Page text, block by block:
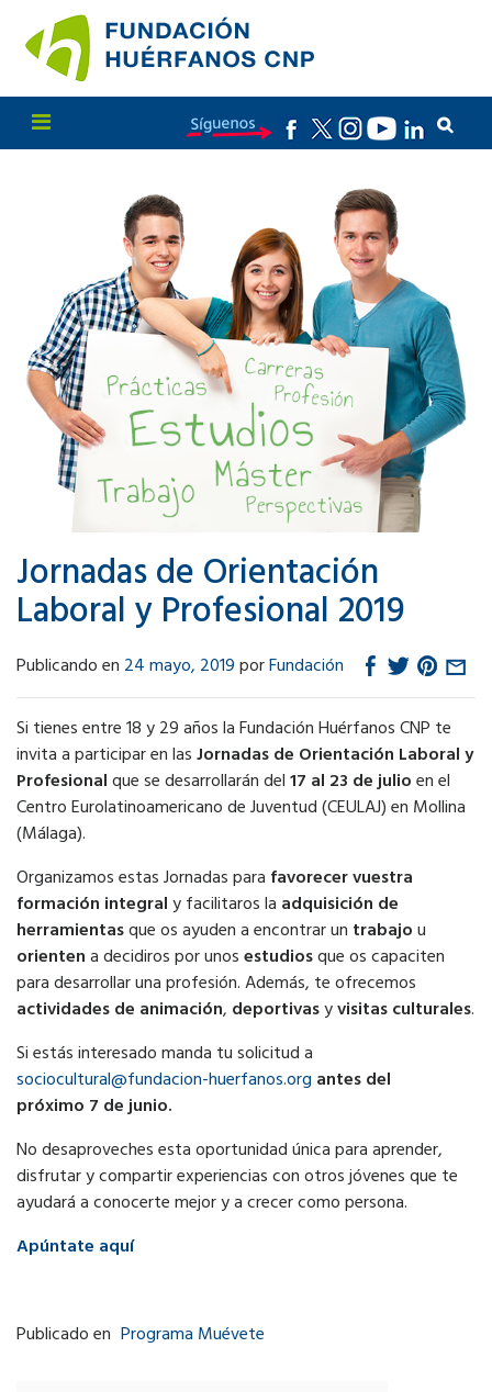
Jornadas de Orientación
Laboral y Profesional 2019
Publicando en 24 mayo, 2019porFundación
Si tienes entre 18 y 29 años la Fundación Huérfanos CNP te
invita a participar en lasJornadas de Orientación Laboral y
Profesionalque se desarrollarán del17 al 23 de julioen el
Centro Eurolatinoamericano de Juventud (CEULAJ) en Mollina
(Málaga).
Organizamos estas Jornadas para favorecer vuestra
formación integraly facilitaros la adquisición de
herramientasque os ayuden a encontrar un trabajou
orientena decidiros por unosestudiosque os capaciten
para desarrollar una profesión. Además, te ofrecemos
actividades de animación, deportivasyvisitas culturales.
Si estás interesado manda tu solicitud a
sociocultural@fundacion-huerfanos.org antes del
próximo 7 de junio.
No desaproveches esta oportunidad única para aprender,
disfrutar y compartir experiencias con otros jóvenes que te
ayudará a conocerte mejor y a crecer como persona.
Apúntate aquí
Publicado en Programa Muévete